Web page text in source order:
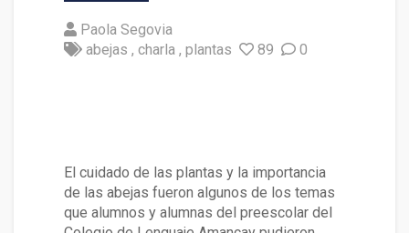
Paola Segovia
abejas
charla plantas 89 0
El cuidado de las plantas y la importancia
de las abejas fueron algunos de los temas
que alumnos y alumnas del preescolar del